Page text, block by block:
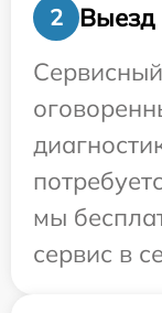
2
Выезд
мы
сервис в